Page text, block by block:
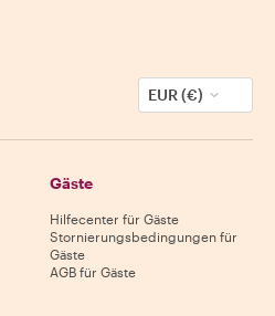
EUR (€)
Gäste
Hilfecenter für Gäste
Stornierungsbedingungen für
Gäste
AGB für Gäste